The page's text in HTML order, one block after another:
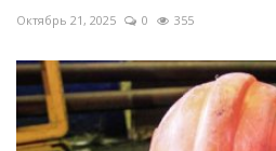
Октябрь 21, 2025 0 355